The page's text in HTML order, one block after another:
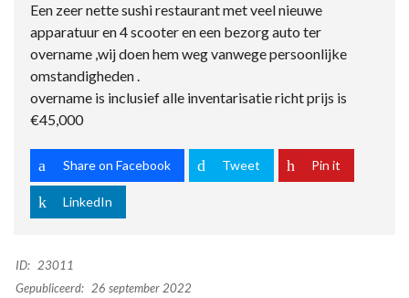
Een zeer nette sushi restaurant met veel nieuwe
apparatuur en 4 scooter en een bezorg auto ter
overname ,wij doen hem weg vanwege persoonlijke
omstandigheden .
overname is inclusief alle inventarisatie richt prijs is
€45,000
Share on Facebook Tweet Pin it
LinkedIn
ID: 23011
Gepubliceerd: 26 september 2022